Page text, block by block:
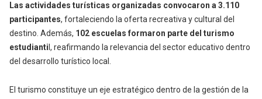
Las actividades turísticas organizadas convocaron a 3.110
participantes, fortaleciendo la oferta recreativa y cultural del
destino. Además, 102 escuelas formaron parte del turismo
estudianti l, reafirmando la relevancia del sector educativo dentro
del desarrollo turístico local.
El turismo constituye un eje estratégico dentro de la gestión de la